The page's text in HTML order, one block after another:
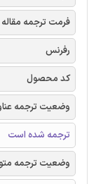
فرمت ترجمه مقاله
رفرنس
کد محصول
وضعیت ترجمه
ترجمه شده است
وضعیت ترجمه